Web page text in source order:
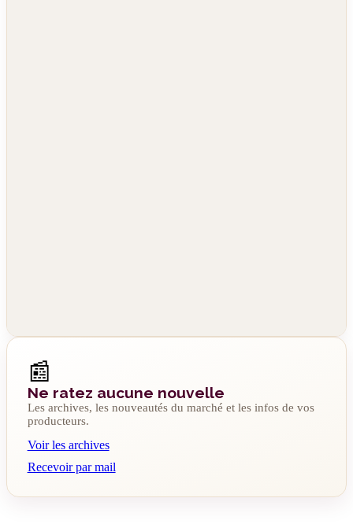
📰
Ne ratez aucune nouvelle
Les archives, les nouveautés du marché et les infos de vos
producteurs.
Voir les archives
Recevoir par mail